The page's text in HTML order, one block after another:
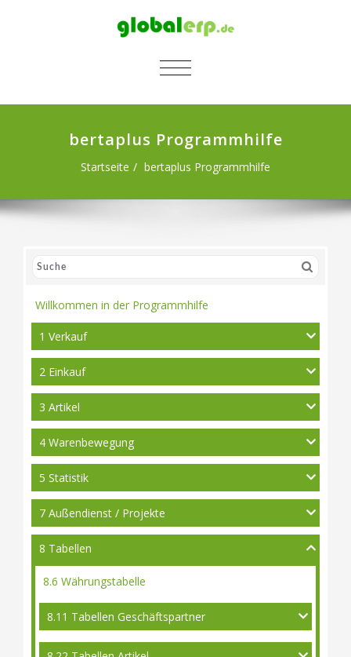
SCHALTE NAVIGATION
bertaplus Programmhilfe
Startseite bertaplus Programmhilfe
Willkommen in der Programmhilfe
1 Verkauf
2 Einkauf
3 Artikel
4 Warenbewegung
5 Statistik
7 Außendienst / Projekte
8 Tabellen
8.6 Währungstabelle
8.11 Tabellen Geschäftspartner